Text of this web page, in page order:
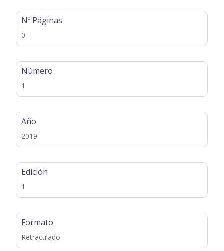
Nº Páginas
0
Número
1
Año
2019
Edición
1
Formato
Retractilado